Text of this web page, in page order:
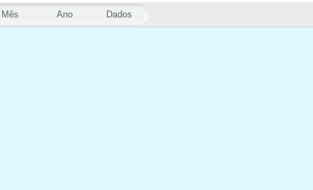
Mês Ano Dados